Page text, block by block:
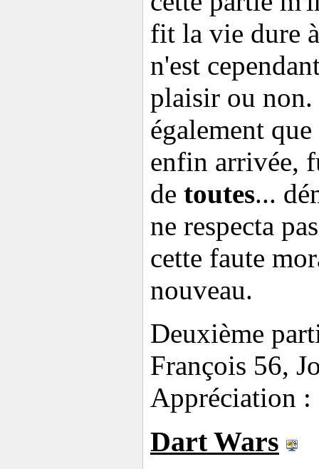
fit la vie dure
n'est
plaisir ou
également
enfin arrivée,
de toutes...
ne respecta
cette faute
nouveau.
Deuxième
François 56,
Appréciation :
Dart Wars